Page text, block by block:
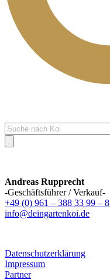
Products
search
Andreas Rupprecht
-Geschäftsführer / Verkauf-
+49 (0) 961 – 388 33 99 – 8
info@deingartenkoi.de
Datenschutzerklärung
Impressum
Partner